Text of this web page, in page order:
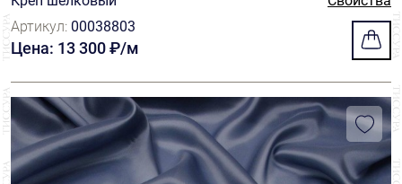
Артикул: 00038803
Цена: 13 300 ₽/м